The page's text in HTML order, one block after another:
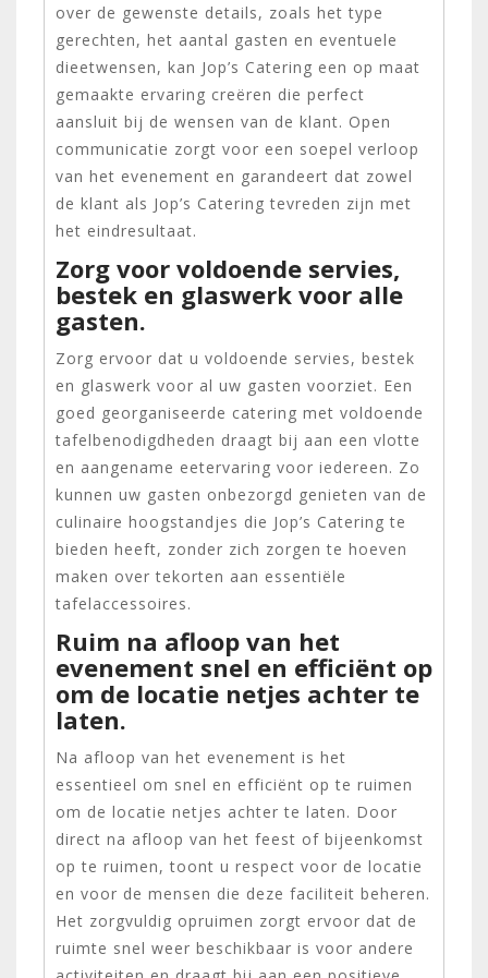
over de gewenste details, zoals het type
gerechten, het aantal gasten en eventuele
dieetwensen, kan Jop’s Catering een op maat
gemaakte ervaring creëren die perfect
aansluit bij de wensen van de klant. Open
communicatie zorgt voor een soepel verloop
van het evenement en garandeert dat zowel
de klant als Jop’s Catering tevreden zijn met
het eindresultaat.
Zorg voor voldoende servies,
bestek en glaswerk voor alle
gasten.
Zorg ervoor dat u voldoende servies, bestek
en glaswerk voor al uw gasten voorziet. Een
goed georganiseerde catering met voldoende
tafelbenodigdheden draagt bij aan een vlotte
en aangename eetervaring voor iedereen. Zo
kunnen uw gasten onbezorgd genieten van de
culinaire hoogstandjes die Jop’s Catering te
bieden heeft, zonder zich zorgen te hoeven
maken over tekorten aan essentiële
tafelaccessoires.
Ruim na afloop van het
evenement snel en efficiënt op
om de locatie netjes achter te
laten.
Na afloop van het evenement is het
essentieel om snel en efficiënt op te ruimen
om de locatie netjes achter te laten. Door
direct na afloop van het feest of bijeenkomst
op te ruimen, toont u respect voor de locatie
en voor de mensen die deze faciliteit beheren.
Het zorgvuldig opruimen zorgt ervoor dat de
ruimte snel weer beschikbaar is voor andere